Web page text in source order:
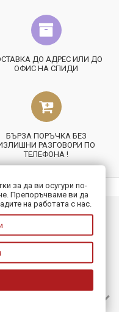
ДО АДРЕС ИЛИ ДО
ОФИС НА СПИДИ
БЪРЗА ПОРЪЧКА БЕЗ
РАЗГОВОРИ ПО
ТЕЛЕФОНА !
за да ви осугури по-
Препоръчваме ви да
на работата с нас.